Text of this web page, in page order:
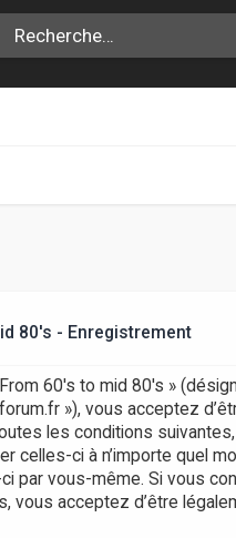
80's - Enregistrement
60's to mid 80's »
»), vous acceptez
les conditions
celles-ci à n’importe quel
par vous-même. Si vous
vous acceptez d’être